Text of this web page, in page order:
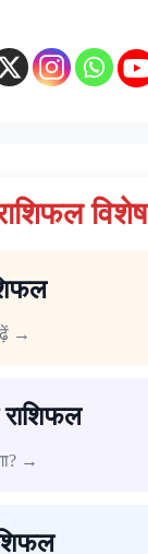
विशेष
→
राशिफल
→